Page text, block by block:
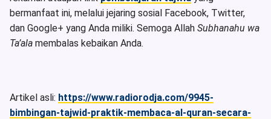
bermanfaat ini, melalui jejaring sosial Facebook, Twitter,
dan Google+ yang Anda miliki. Semoga Allah Subhanahu wa
Ta’ala membalas kebaikan Anda.
Artikel asli: https://www.radiorodja.com/9945-
bimbingan-tajwid-praktik-membaca-al-quran-secara-